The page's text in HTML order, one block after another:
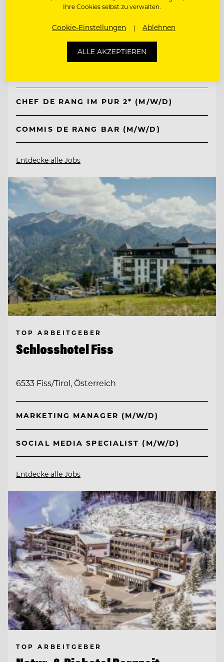
Kempinski Hotel Berchtesgaden
CHEF DE RANG IM PUR 2* (M/W/D)
COMMIS DE RANG BAR (M/W/D)
Entdecke alle Jobs
TOP ARBEITGEBER
Schlosshotel Fiss
6533 Fiss/Tirol, Österreich
MARKETING MANAGER (M/W/D)
SOCIAL MEDIA SPECIALIST (M/W/D)
Entdecke alle Jobs
TOP ARBEITGEBER
Ihre Cookies selbst zu verwalten.
Cookie-Einstellungen Ablehnen
ALLE AKZEPTIEREN